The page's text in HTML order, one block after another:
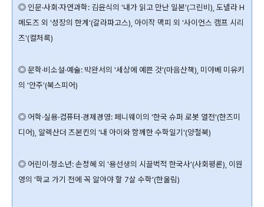
◎ 인문·사회·자연과학: 김윤식의 '내가 읽고 만난 일본'(그린비), 도넬라 H
메도즈 외 '성장의 한계'(갈라파고스), 아이작 맥피 외 '사이언스 캠프 시리
즈'(컬처룩)
◎ 문학·비소설·예술: 박완서의 '세상에 예쁜 것'(마음산책), 미야베 미유키
의 '안주'(북스피어)
◎ 어학·실용·컴퓨터·경제경영: 페니웨이의 '한국 슈퍼 로봇 열전'(한즈미
디어), 알렉산더 즈본킨의 '내 아이와 함께한 수학일기'(양철북)
◎ 어린이·청소년: 손정혜 외 '용선생의 시끌벅적 한국사'(사회평론), 이원
영의 '학교 가기 전에 꼭 알아야 할 7살 수학'(한울림)